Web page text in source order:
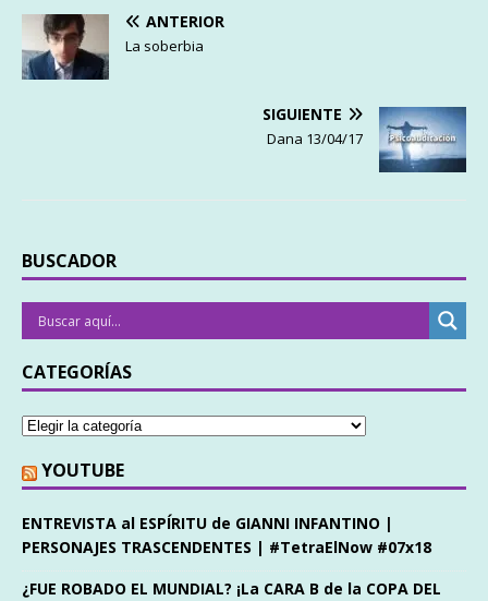
ANTERIOR
La soberbia
SIGUIENTE
Dana 13/04/17
BUSCADOR
CATEGORÍAS
YOUTUBE
ENTREVISTA al ESPÍRITU de GIANNI INFANTINO |
PERSONAJES TRASCENDENTES | #TetraElNow #07x18
¿FUE ROBADO EL MUNDIAL? ¡La CARA B de la COPA DEL